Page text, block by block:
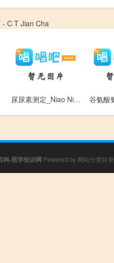
- C T Jian Cha
尿尿素测定_Niao Niao Su
科-医学知识网 Powered by 网站分类目录